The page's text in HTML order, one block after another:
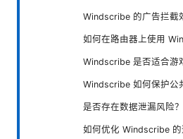
Windscribe 的广告拦截
如何在路由器上使用
Windscribe 是否适合游
Windscribe 如何保护公
是否存在数据泄漏风险？
如何优化 Windscribe 的